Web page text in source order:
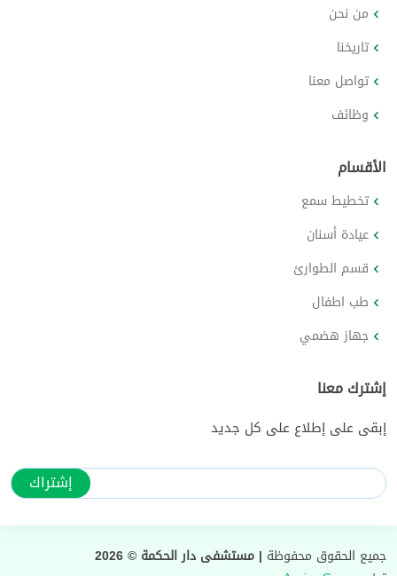
من نحن
تاريخنا
تواصل معنا
وظائف
الأقسام
تخطيط سمع
عيادة أسنان
قسم الطوارئ
طب اطفال
جهاز هضمي
إشترك معنا
إبقى على إطلاع على كل جديد
جميع الحقوق محفوظة | مستشفى دار الحكمة © 2026